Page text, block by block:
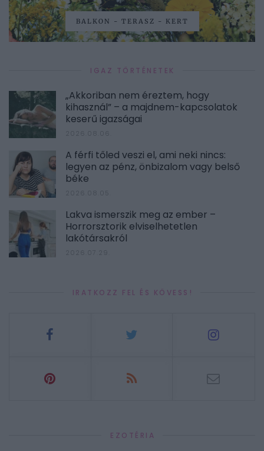
BALKON - TERASZ - KERT
IGAZ TÖRTÉNETEK
„Akkoriban nem éreztem, hogy
kihasznál” – a majdnem-kapcsolatok
keserű igazságai
A férfi tőled veszi el, ami neki nincs:
legyen az pénz, önbizalom vagy belső
béke
Lakva ismerszik meg az ember –
Horrorsztorik elviselhetetlen
lakótársakról
2026.07.29.
IRATKOZZ FEL ÉS KÖVESS!
EZOTÉRIA